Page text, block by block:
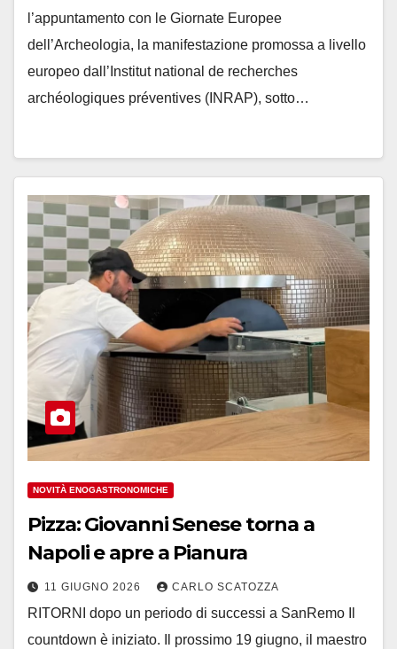
l’appuntamento con le Giornate Europee
dell’Archeologia, la manifestazione promossa a livello
europeo dall’Institut national de recherches
archéologiques préventives (INRAP), sotto…
NOVITÀ ENOGASTRONOMICHE
Pizza: Giovanni Senese torna a
Napoli e apre a Pianura
11 GIUGNO 2026 CARLO SCATOZZA
RITORNI dopo un periodo di successi a SanRemo Il
countdown è iniziato. Il prossimo 19 giugno, il maestro